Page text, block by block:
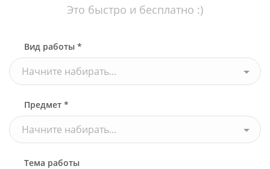
Это быстро и бесплатно :)
Вид работы *
Начните набирать...
Предмет *
Начните набирать...
Тема работы